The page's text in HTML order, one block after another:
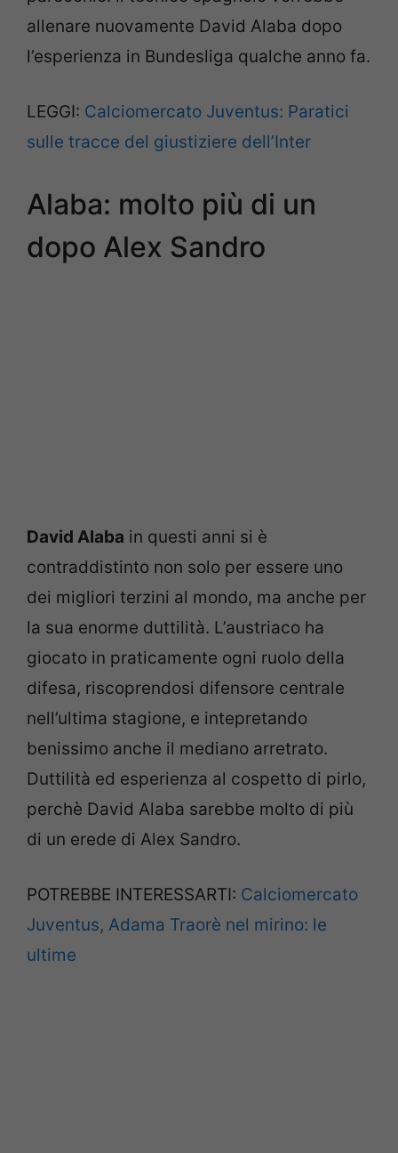
allenare nuovamente David Alaba dopo
l’esperienza in Bundesliga qualche anno fa.
LEGGI: Calciomercato Juventus: Paratici
sulle tracce del giustiziere dell’Inter
Alaba: molto più di un
dopo Alex Sandro
David Alaba in questi anni si è
contraddistinto non solo per essere uno
dei migliori terzini al mondo, ma anche per
la sua enorme duttilità. L’austriaco ha
giocato in praticamente ogni ruolo della
difesa, riscoprendosi difensore centrale
nell’ultima stagione, e intepretando
benissimo anche il mediano arretrato.
Duttilità ed esperienza al cospetto di pirlo,
perchè David Alaba sarebbe molto di più
di un erede di Alex Sandro.
POTREBBE INTERESSARTI: Calciomercato
Juventus, Adama Traorè nel mirino: le
ultime